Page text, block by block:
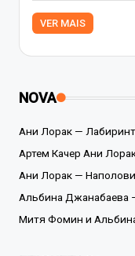
VER MAIS
NOVA
Ани Лорак — Лабиринт
Артем Качер Ани
Ани Лорак —
Альбина Джанабаева
Митя Фомин и